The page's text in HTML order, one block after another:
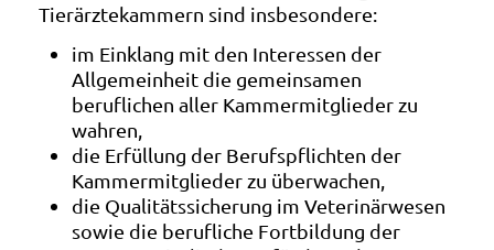
Tierärztekammern sind insbesondere:
im Einklang mit den Interessen der
Allgemeinheit die gemeinsamen
beruflichen aller Kammermitglieder zu
wahren,
die Erfüllung der Berufspflichten der
Kammermitglieder zu überwachen,
die Qualitätssicherung im Veterinärwesen
sowie die berufliche Fortbildung der